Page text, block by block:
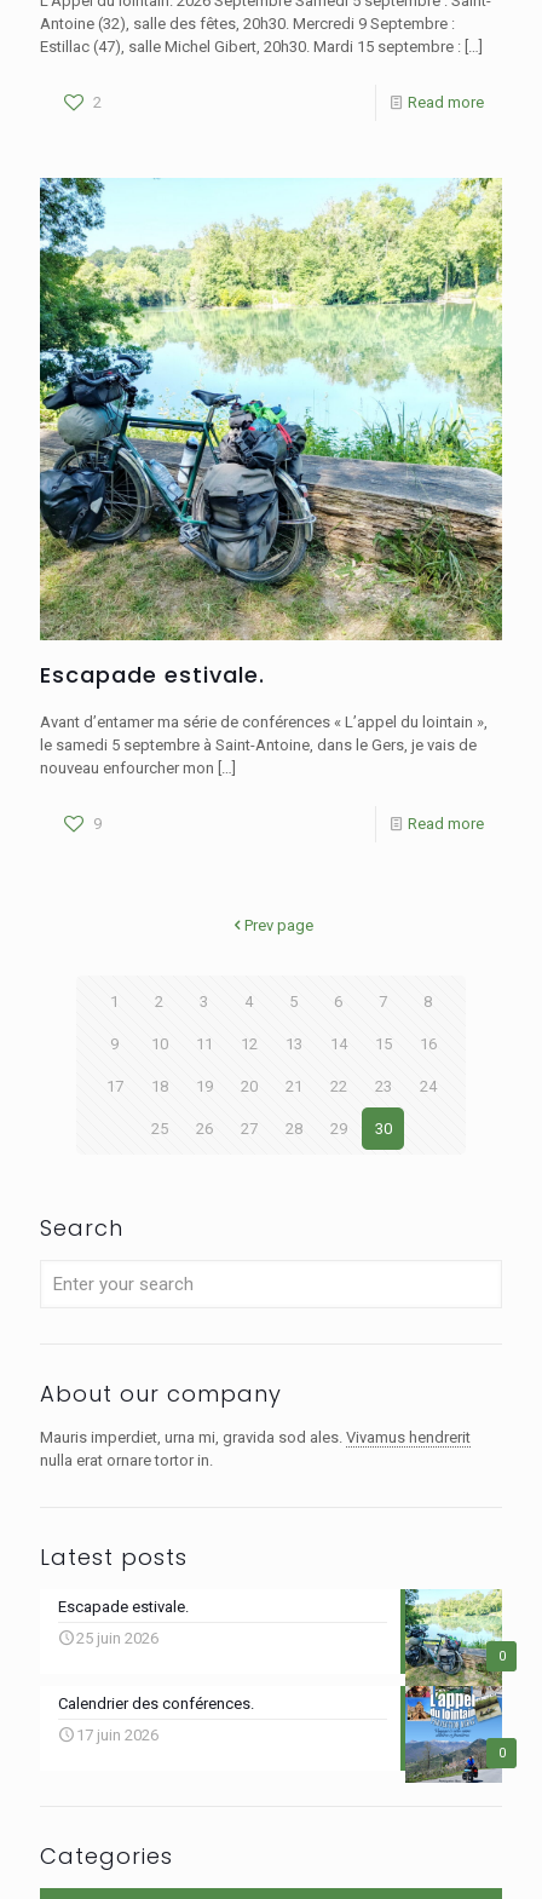
Antoine (32), salle des fêtes, 20h30. Mercredi 9 Septembre :
Estillac (47), salle Michel Gibert, 20h30. Mardi 15 septembre : […]
2 Read more
Escapade estivale.
Avant d’entamer ma série de conférences « L’appel du lointain »,
le samedi 5 septembre à Saint-Antoine, dans le Gers, je vais de
nouveau enfourcher mon […]
9 Read more
Prev page
1 2 3 4 5 6 7 8
9 10 11 12 13 14 15 16
17 18 19 20 21 22 23 24
25 26 27 28 29 30
Search
About our company
Mauris imperdiet, urna mi, gravida sod ales. Vivamus hendrerit
nulla erat ornare tortor in.
Latest posts
0
Escapade estivale.
25 juin 2026
0
Calendrier des conférences.
17 juin 2026
Categories